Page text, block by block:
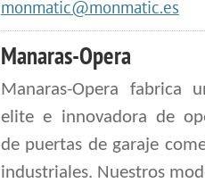
monmatic@monmatic.es
Manaras-Opera
Manaras-Opera fabrica
elite e innovadora de
de puertas de garaje
industriales. Nuestros